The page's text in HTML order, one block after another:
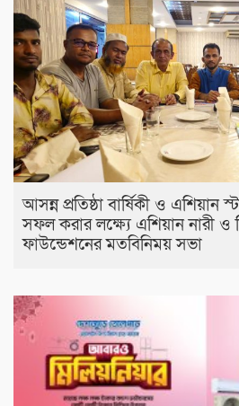
আসন্ন প্রতিষ্ঠা বার্ষিকী ও এশিয়ান
সফল করার লক্ষ্যে এশিয়ান নারী ও
ফাউন্ডেশনের মতবিনিময় সভা